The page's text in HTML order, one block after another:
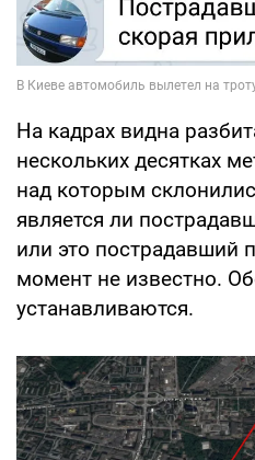
На кадрах видна
нескольких десятках
над которым
является ли
или это пострадавший
момент не известно.
устанавливаются.